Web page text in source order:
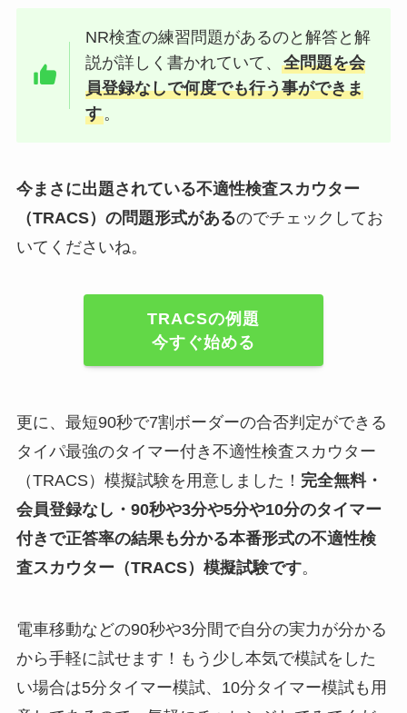
NR検査の練習問題があるのと解答と解
説が詳しく書かれていて、全問題を会
員登録なしで何度でも行う事ができま
す。
今まさに出題されている不適性検査スカウター
（TRACS）の問題形式があるのでチェックしてお
いてくださいね。
TRACSの例題
今すぐ始める
更に、最短90秒で7割ボーダーの合否判定ができる
タイパ最強のタイマー付き不適性検査スカウター
（TRACS）模擬試験を用意しました！ 完全無料・
会員登録なし・90秒や3分や5分や10分のタイマー
付きで正答率の結果も分かる本番形式の不適性検
査スカウター（TRACS）模擬試験です。
電車移動などの90秒や3分間で自分の実力が分かる
から手軽に試せます！もう少し本気で模試をした
い場合は5分タイマー模試、10分タイマー模試も用